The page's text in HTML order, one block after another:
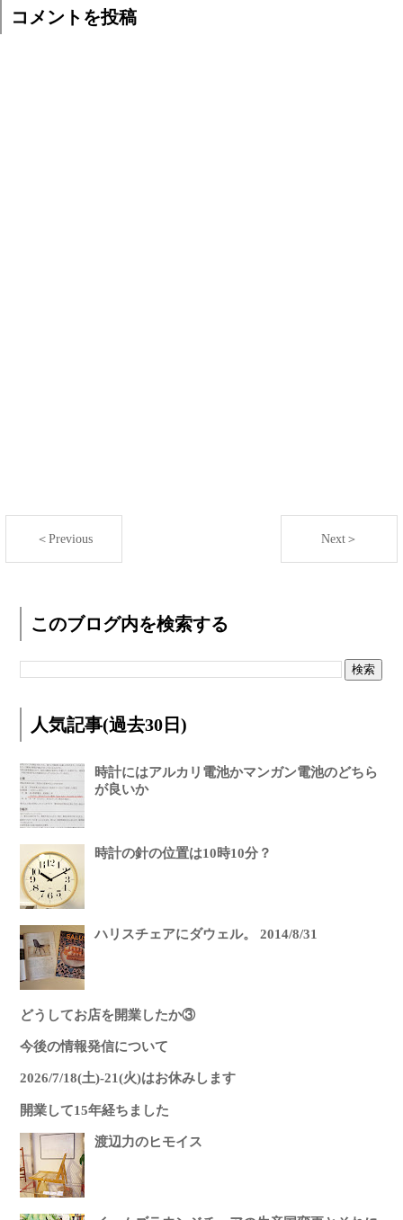
コメントを投稿
＜Previous Next＞
このブログ内を検索する
人気記事(過去30日)
時計にはアルカリ電池かマンガン電池のどちら
が良いか
時計の針の位置は10時10分？
ハリスチェアにダウェル。 2014/8/31
どうしてお店を開業したか③
今後の情報発信について
2026/7/18(土)-21(火)はお休みします
開業して15年経ちました
渡辺力のヒモイス